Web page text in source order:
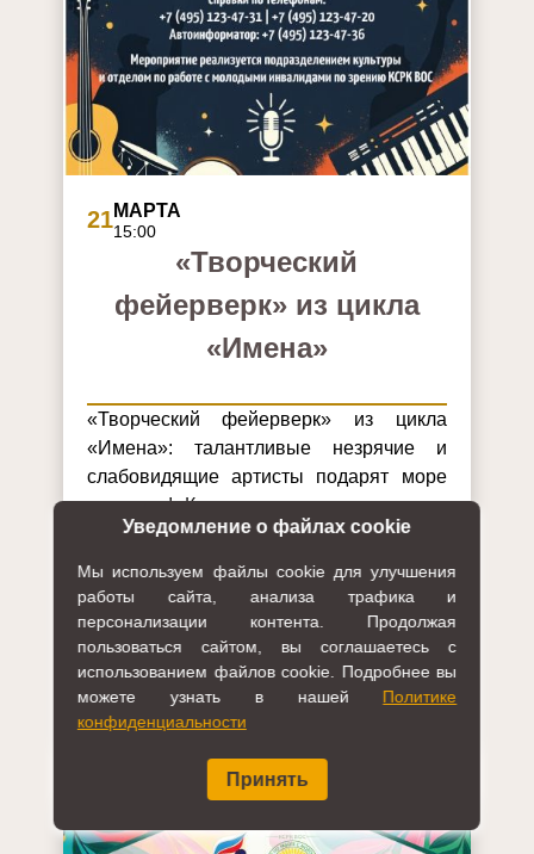
Уведомление о файлах cookie
Мы используем файлы cookie для улучшения
работы сайта, анализа трафика и
персонализации контента. Продолжая
пользоваться сайтом, вы соглашаетесь с
использованием файлов cookie. Подробнее вы
можете узнать в нашейПолитике
конфиденциальности
Принять
21МАРТА
15:00
«Творческий
фейерверк» из цикла
«Имена»
«Творческий фейерверк» из цикла
«Имена»: талантливые незрячие и
слабовидящие артисты подарят море
позитива! Классическая музыка, джаз,
эстрада — заряжающая атмосфера
гарантирована...
Место проведения:
Москва, ул.
Куусинена, дом 19а